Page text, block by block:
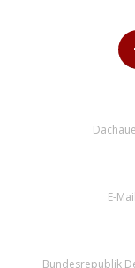
E-
Bundesrepublik